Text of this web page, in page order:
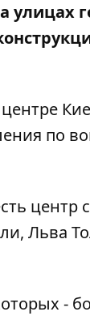
улицах
по
центр
Льва
-